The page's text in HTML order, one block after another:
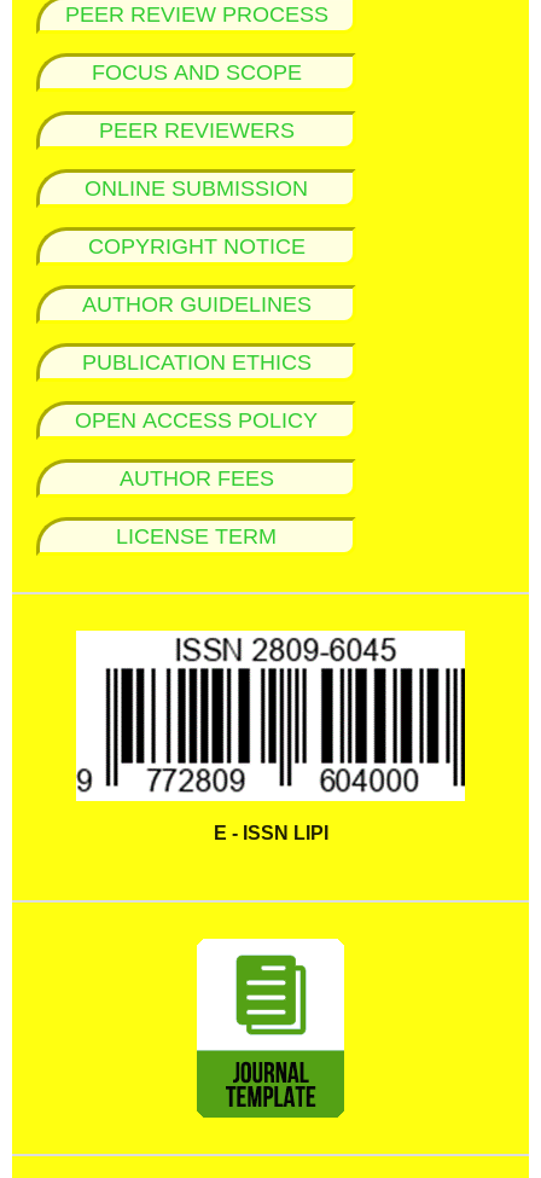
PEER REVIEW PROCESS
FOCUS AND SCOPE
PEER REVIEWERS
ONLINE SUBMISSION
COPYRIGHT NOTICE
AUTHOR GUIDELINES
PUBLICATION ETHICS
OPEN ACCESS POLICY
AUTHOR FEES
LICENSE TERM
E - ISSN LIPI